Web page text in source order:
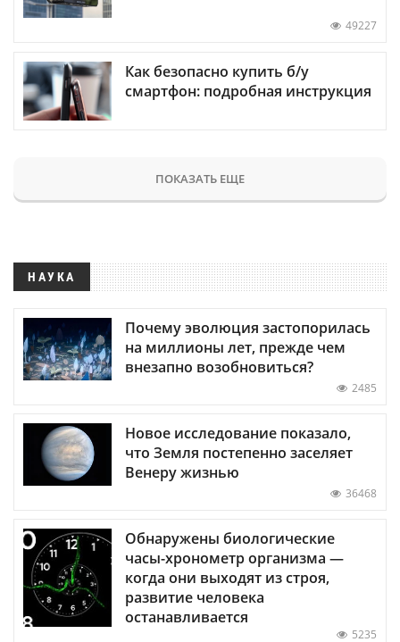
49227
Как безопасно купить б/у
смартфон: подробная инструкция
ПОКАЗАТЬ ЕЩЕ
НАУКА
Почему эволюция застопорилась
на миллионы лет, прежде чем
внезапно возобновиться?
2485
Новое исследование показало,
что Земля постепенно заселяет
Венеру жизнью
36468
Обнаружены биологические
часы-хронометр организма —
когда они выходят из строя,
развитие человека
останавливается
5235